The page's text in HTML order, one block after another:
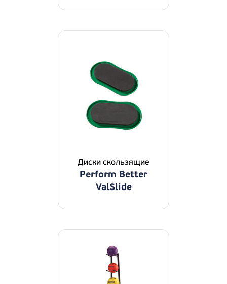
Диски скользящие
Perform Better
ValSlide